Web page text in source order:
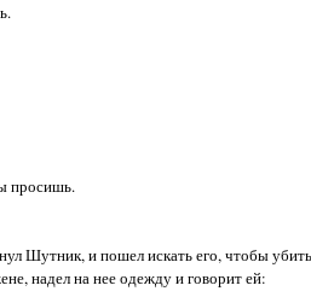
просишь.
Шутник, и пошел искать его, чтобы
надел на нее одежду и говорит ей: